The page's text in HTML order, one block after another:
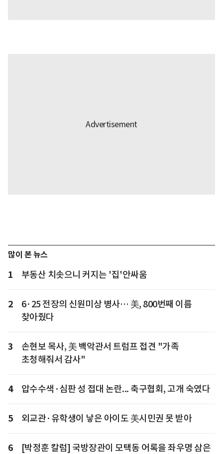
많이 본 뉴스
1 부동산 치솟으니 커지는 '집'안싸움
2
6·25 전장의 신원미상 병사… 美, 800번째 이름
찾아줬다
3
손현보 목사, 美 백악관서 트럼프 접견 "가족
초청해줘서 감사"
4 압수수색·심판 성 접대 논란... 축구협회, 고개 숙였다
5 외교관·유학생이 낳은 아이도 美시민권 못 받아
6
[박정훈 칼럼] 국방장관이 모택동 어록을 좌우명 삼은